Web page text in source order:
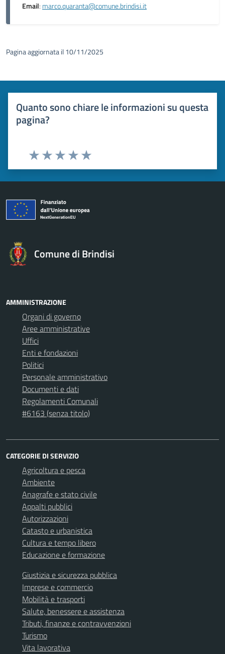
Email: marco.quaranta@comune.brindisi.it
Pagina aggiornata il 10/11/2025
Quanto sono chiare le informazioni su questa
pagina?
Valuta 5 stelle su 5
Valuta 4 stelle su 5
Valuta 3 stelle su 5
Valuta 2 stelle su 5
Valuta 1 stelle su 5
Comune di Brindisi
AMMINISTRAZIONE
Organi di governo
Aree amministrative
Uffici
Enti e fondazioni
Politici
Personale amministrativo
Documenti e dati
Regolamenti Comunali
#6163 (senza titolo)
CATEGORIE DI SERVIZIO
Agricoltura e pesca
Ambiente
Anagrafe e stato civile
Appalti pubblici
Autorizzazioni
Catasto e urbanistica
Cultura e tempo libero
Educazione e formazione
Giustizia e sicurezza pubblica
Imprese e commercio
Mobilità e trasporti
Salute, benessere e assistenza
Tributi, finanze e contravvenzioni
Turismo
Vita lavorativa